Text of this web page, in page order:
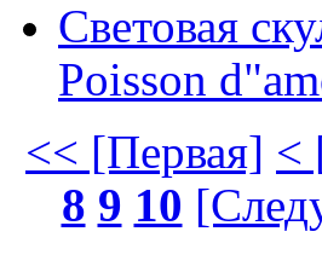
Световая
Poisson
<< [Первая] <
8 9 10